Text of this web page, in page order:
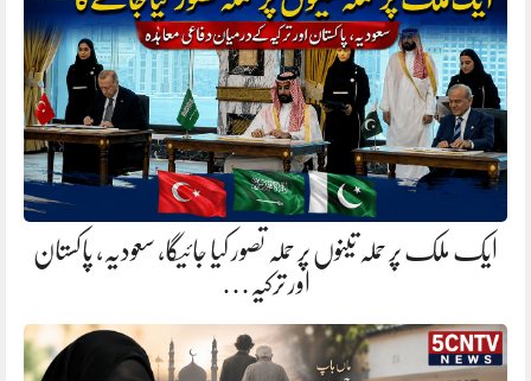
ایک ملک پر حملہ تینوں پر حملہ تصور کیا جائیگا، سعودیہ، پاکستان
اور ترکیہ…